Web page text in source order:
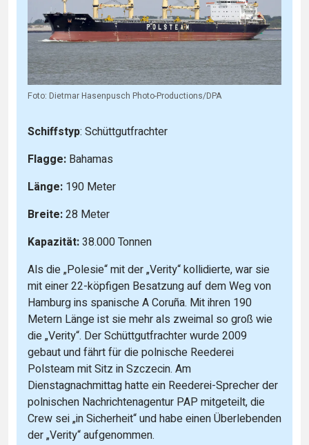
Foto: Dietmar Hasenpusch Photo-Productions/DPA
Schiffstyp: Schüttgutfrachter
Flagge: Bahamas
Länge: 190 Meter
Breite:28 Meter
Kapazität:38.000 Tonnen
Als die „Polesie“ mit der „Verity“ kollidierte, war sie
mit einer 22-köpfigen Besatzung auf dem Weg von
Hamburg ins spanische A Coruña. Mit ihren 190
Metern Länge ist sie mehr als zweimal so groß wie
die „Verity“. Der Schüttgutfrachter wurde 2009
gebaut und fährt für die polnische Reederei
Polsteam mit Sitz in Szczecin. Am
Dienstagnachmittag hatte ein Reederei-Sprecher der
polnischen Nachrichtenagentur PAP mitgeteilt, die
Crew sei „in Sicherheit“ und habe einen Überlebenden
der „Verity“ aufgenommen.